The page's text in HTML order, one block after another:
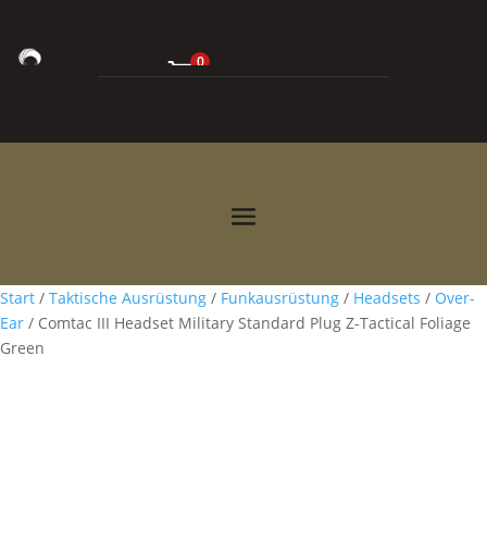
0
Start / Taktische Ausrüstung / Funkausrüstung / Headsets / Over-
Ear / Comtac III Headset Military Standard Plug Z-Tactical Foliage
Green